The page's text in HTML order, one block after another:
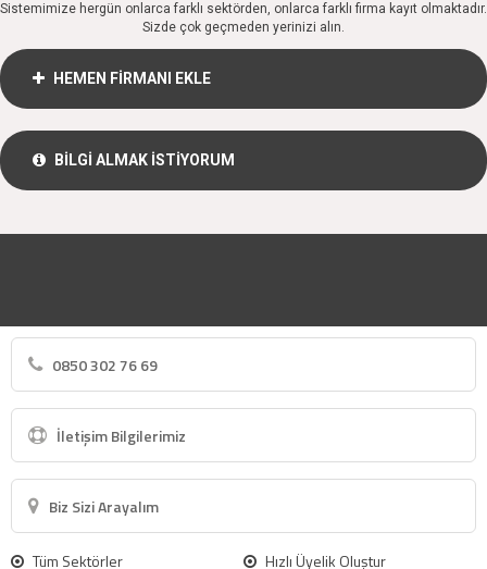
Sistemimize hergün onlarca farklı sektörden, onlarca farklı firma kayıt olmaktadır.
Sizde çok geçmeden yerinizi alın.
HEMEN FİRMANI EKLE
BİLGİ ALMAK İSTİYORUM
0850 302 76 69
İletişim Bilgilerimiz
Biz Sizi Arayalım
Tüm Sektörler
Hızlı Üyelik Oluştur